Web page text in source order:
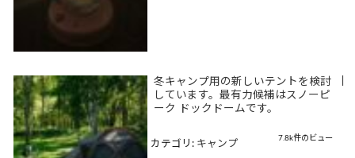
冬キャンプ用の新しいテントを検討
しています。最有力候補はスノーピ
ーク ドックドームです。
7.8k件のビュー
カテゴリ: キャンプ